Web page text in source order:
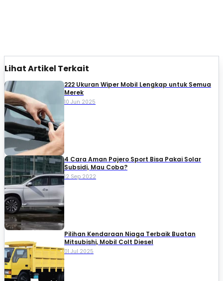
Lihat Artikel Terkait
222 Ukuran Wiper Mobil Lengkap untuk Semua
Merek
10 Jun 2025
4 Cara Aman Pajero Sport Bisa Pakai Solar
Subsidi, Mau Coba?
12 Sep 2022
Pilihan Kendaraan Niaga Terbaik Buatan
Mitsubishi, Mobil Colt Diesel
01 Jul 2025